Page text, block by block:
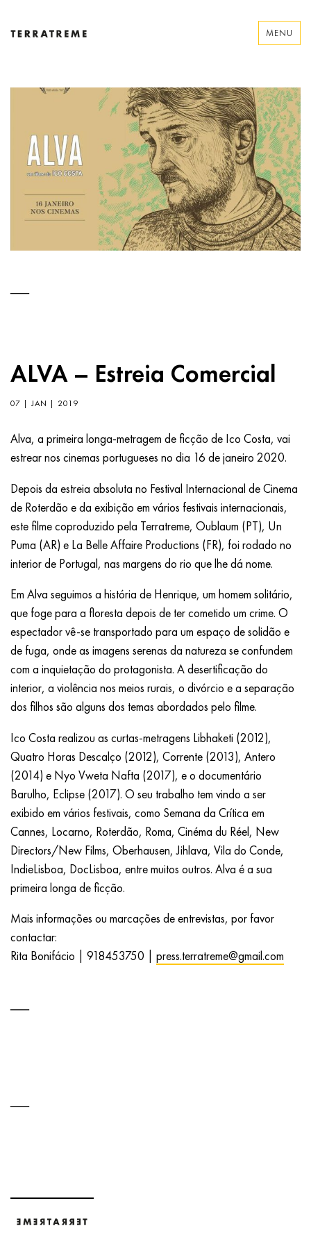
MENU
ALVA – Estreia Comercial
07 | JAN | 2019
Alva, a primeira longa-metragem de ficção de Ico Costa, vai
estrear nos cinemas portugueses no dia 16 de janeiro 2020.
Depois da estreia absoluta no Festival Internacional de Cinema
de Roterdão e da exibição em vários festivais internacionais,
este filme coproduzido pela Terratreme, Oublaum (PT), Un
Puma (AR) e La Belle Affaire Productions (FR), foi rodado no
interior de Portugal, nas margens do rio que lhe dá nome.
Em Alva seguimos a história de Henrique, um homem solitário,
que foge para a floresta depois de ter cometido um crime. O
espectador vê-se transportado para um espaço de solidão e
de fuga, onde as imagens serenas da natureza se confundem
com a inquietação do protagonista. A desertificação do
interior, a violência nos meios rurais, o divórcio e a separação
dos filhos são alguns dos temas abordados pelo filme.
Ico Costa realizou as curtas-metragens Libhaketi (2012),
Quatro Horas Descalço (2012), Corrente (2013), Antero
(2014) e Nyo Vweta Nafta (2017), e o documentário
Barulho, Eclipse (2017). O seu trabalho tem vindo a ser
exibido em vários festivais, como Semana da Crítica em
Cannes, Locarno, Roterdão, Roma, Cinéma du Réel, New
Directors/New Films, Oberhausen, Jihlava, Vila do Conde,
IndieLisboa, DocLisboa, entre muitos outros. Alva é a sua
primeira longa de ficção.
Mais informações ou marcações de entrevistas, por favor
contactar:
Rita Bonifácio | 918453750 | press.terratreme@gmail.com